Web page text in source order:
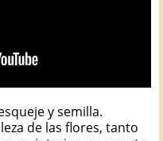
y semilla.
de las flores, tanto